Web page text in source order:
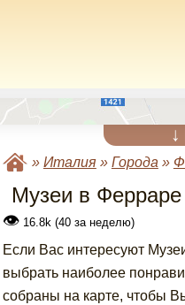
↓
» Италия» Города »
Музеи в Ферраре
👁16.8k (40 за неделю)
Если Вас интересуют
выбрать наиболее
собраны на карте, чтобы